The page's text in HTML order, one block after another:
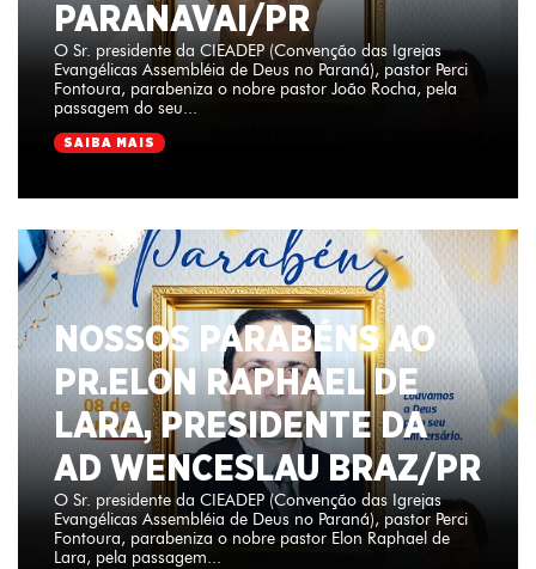
PARANAVAI/PR
O Sr. presidente da CIEADEP (Convenção das Igrejas
Evangélicas Assembléia de Deus no Paraná), pastor Perci
Fontoura, parabeniza o nobre pastor João Rocha, pela
passagem do seu...
SAIBA MAIS
NOSSOS PARABÉNS AO
PR.ELON RAPHAEL DE
LARA, PRESIDENTE DA
AD WENCESLAU BRAZ/PR
O Sr. presidente da CIEADEP (Convenção das Igrejas
Evangélicas Assembléia de Deus no Paraná), pastor Perci
Fontoura, parabeniza o nobre pastor Elon Raphael de
Lara, pela passagem...